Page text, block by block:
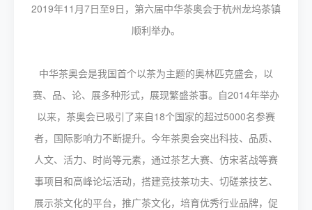
2019年11月7日至9日，第六届中华茶奥会于杭州龙坞茶镇
顺利举办。
中华茶奥会是我国首个以茶为主题的奥林匹克盛会，以
赛、品、论、展多种形式，展现繁盛茶事。自2014年举办
以来，茶奥会已吸引了来自18个国家的超过5000名参赛
者，国际影响力不断提升。今年茶奥会突出科技、品质、
人文、活力、时尚等元素，通过茶艺大赛、仿宋茗战等赛
事项目和高峰论坛活动，搭建竞技茶功夫、切磋茶技艺、
展示茶文化的平台，推广茶文化，培育优秀行业品牌，促